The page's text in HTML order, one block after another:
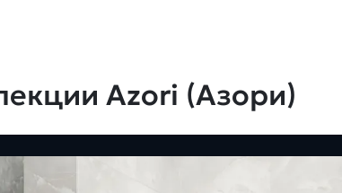
Azori (Азори)